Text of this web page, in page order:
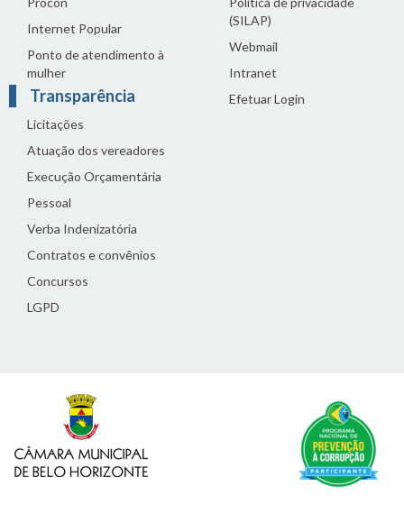
Internet Popular
Ponto de atendimento à
mulher
Transparência
Licitações
Atuação dos vereadores
Execução Orçamentária
Pessoal
Verba Indenizatória
Contratos e convênios
Concursos
LGPD
(SILAP)
Webmail
Intranet
Efetuar Login